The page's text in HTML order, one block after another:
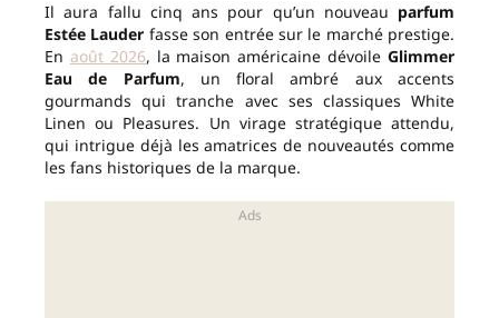
Il aura fallu cinq ans pour qu’un nouveau parfum
Estée Lauder fasse son entrée sur le marché prestige.
En août 2026, la maison américaine dévoileGlimmer
Eau de Parfum, un floral ambré aux accents
gourmands qui tranche avec ses classiques White
Linen ou Pleasures. Un virage stratégique attendu,
qui intrigue déjà les amatrices de nouveautés comme
les fans historiques de la marque.